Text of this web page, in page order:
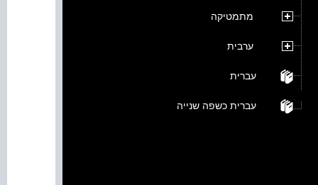
מתמטיקה
ערבית
עברית
עברית כשפה שנייה